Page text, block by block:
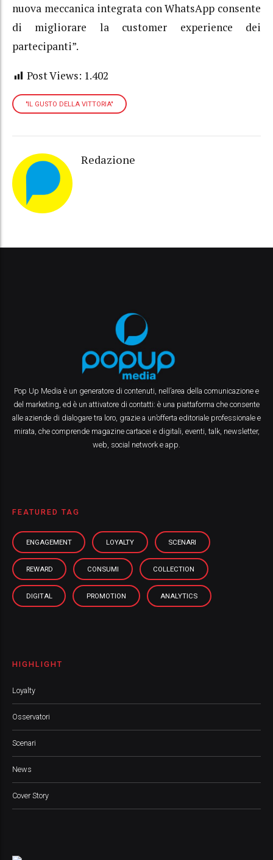
nuova meccanica integrata con WhatsApp consente
di migliorare la customer experience dei
partecipanti”.
Post Views: 1.402
"IL GUSTO DELLA VITTORIA"
Redazione
Pop Up Media è un generatore di contenuti, nell’area della comunicazione e
del marketing, ed è un attivatore di contatti: è una piattaforma che consente
alle aziende di dialogare tra loro, grazie a un’offerta editoriale professionale e
mirata, che comprende magazine cartacei e digitali, eventi, talk, newsletter,
web, social network e app.
FEATURED TAG
ENGAGEMENT LOYALTY SCENARI
REWARD CONSUMI COLLECTION
DIGITAL PROMOTION ANALYTICS
HIGHLIGHT
Loyalty
Osservatori
Scenari
News
Cover Story